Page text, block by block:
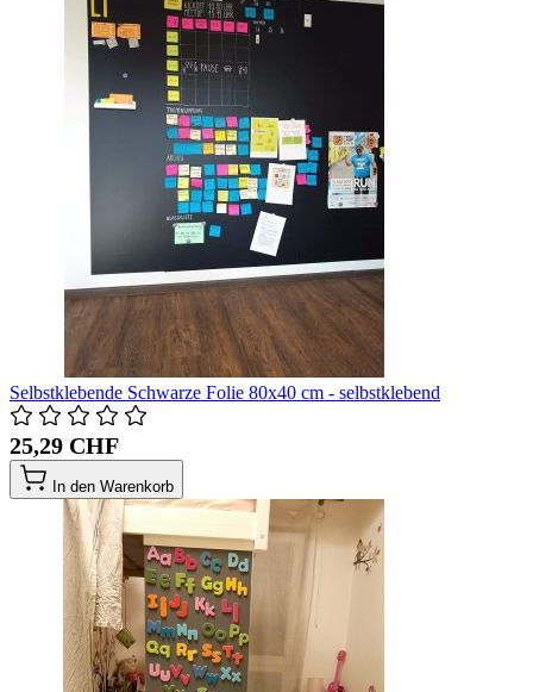
Selbstklebende Schwarze Folie 80x40 cm - selbstklebend
25,29 CHF
In den Warenkorb